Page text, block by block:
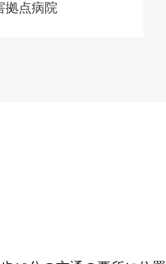
拠点病院